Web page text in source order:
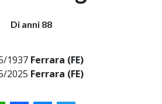
Di anni 88
1937 Ferrara (FE)
2025 Ferrara (FE)